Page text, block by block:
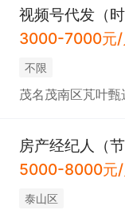
视频号代发（时
3000-7000元/
不限
茂名茂南区芃叶甄
房产经纪人（
5000-8000元/
泰山区